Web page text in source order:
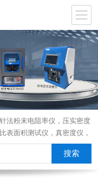
法粉末电阻率仪，压实密度
表面积测试仪，真密度仪，
化碳反应测定仪